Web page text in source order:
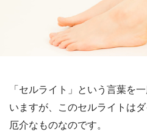
「セルライト」という言葉を
いますが、このセルライトは
厄介なものなのです。